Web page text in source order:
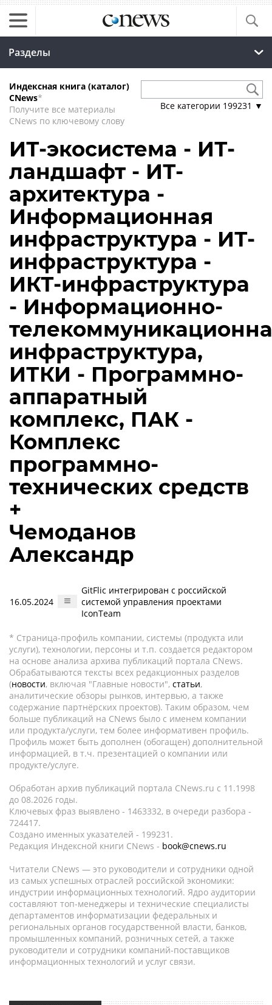
Разделы
Индексная книга (каталог)
CNews*
Получите все материалы
CNews по ключевому слову
Все категории 199231 ▼
ИТ-экосистема - ИТ-
ландшафт - ИТ-
архитектура -
Информационная
инфраструктура - ИТ-
инфраструктура -
ИКТ-инфраструктура
- Информационно-
инфраструктура,
ИТКИ - Программно-
аппаратный
комплекс, ПАК -
Комплекс
программно-
технических средств
+
Чемоданов
Александр
16.05.2024
GitFlic интегрирован с российской
системой управления проектами
IconTeam
* Страница-профиль компании, системы (продукта или
услуги), технологии, персоны и т.п. создается редактором
на основе анализа архива публикаций портала CNews.
Обрабатываются тексты всех редакционных разделов
(новости, включая "Главные новости", статьи,
аналитические обзоры рынков, интервью, а также
содержание партнёрских проектов). Таким образом, чем
больше публикаций на CNews было с именем компании
или продукта/услуги, тем более информативен профиль.
Профиль может быть дополнен (обогащен) дополнительной
информацией, в т.ч. презентацией о компании или
продукте/услуге.
Обработан архив публикаций портала CNews.ru c 11.1998
до 08.2026 годы.
Ключевых фраз выявлено - 1463332, в очереди разбора -
724417.
Создано именных указателей - 199231.
Редакция Индексной книги CNews - book@cnews.ru
Читатели CNews — это руководители и сотрудники одной
из самых успешных отраслей российской экономики:
индустрии информационных технологий. Ядро аудитории
составляют топ-менеджеры и технические специалисты
департаментов информатизации федеральных и
региональных органов государственной власти, банков,
промышленных компаний, розничных сетей, а также
руководители и сотрудники компаний-поставщиков
информационных технологий и услуг связи.